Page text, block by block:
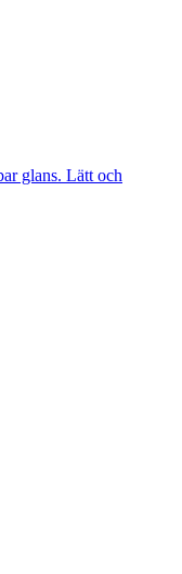
glans. Lätt och